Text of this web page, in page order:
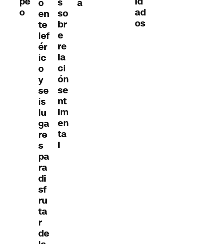
o
o
en
te
lef
ér
ic
o
y
se
is
lu
ga
re
s
pa
ra
di
sf
ru
ta
r
de
so
br
e
re
la
ci
ón
se
nt
im
en
ta
l
a
ad
os